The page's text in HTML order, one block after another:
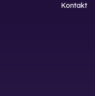
Kontakt